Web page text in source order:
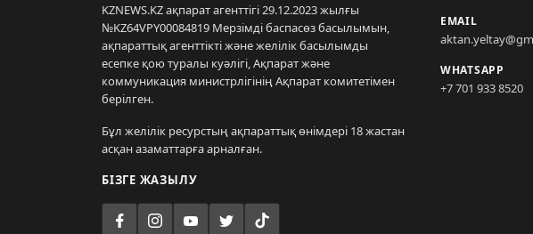
KZNEWS.KZ ақпарат агенттігі 29.12.2023 жылғы
№KZ64VPY00084819 Мерзімді баспасөз басылымын,
ақпараттық агенттікті және желілік басылымды
есепке қою туралы куәлігі, Ақпарат және
коммуникация министрлігінің Ақпарат комитетімен
берілген.
Бұл желілік ресурстың ақпараттық өнімдері 18 жастан
асқан азаматтарға арналған.
БІЗГЕ ЖАЗЫЛУ
EMAIL
WHATSAPP
+7 701 933 8520